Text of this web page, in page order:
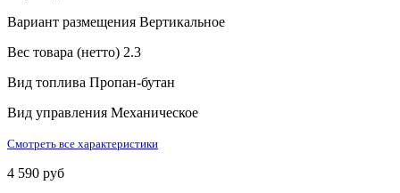
Вариант размещения Вертикальное
Вес товара (нетто) 2.3
Вид топлива Пропан-бутан
Вид управления Механическое
Смотреть все характеристики
4 590 руб